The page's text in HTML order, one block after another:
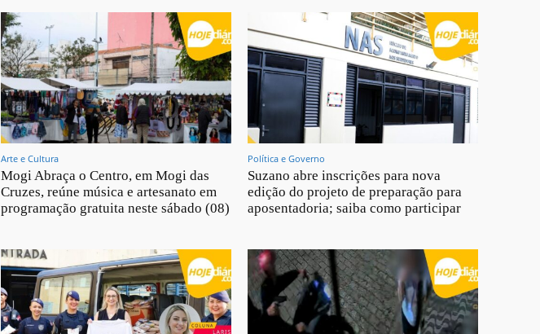
Arte e Cultura
Mogi Abraça o Centro, em Mogi das
Cruzes, reúne música e artesanato em
programação gratuita neste sábado (08)
Política e Governo
Suzano abre inscrições para nova
edição do projeto de preparação para
aposentadoria; saiba como participar